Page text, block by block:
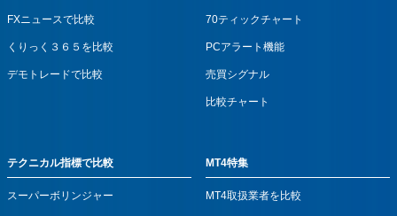
FXニュースで比較
くりっく３６５を比較
デモトレードで比較
70ティックチャート
PCアラート機能
売買シグナル
比較チャート
テクニカル指標で比較
スーパーボリンジャー
MT4特集
MT4取扱業者を比較